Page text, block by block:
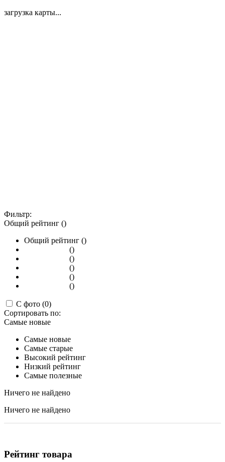
загрузка карты...
Фильтр:
Общий рейтинг ()
Общий рейтинг ()
()
()
()
()
()
С фото (0)
Сортировать по:
Самые новые
Самые новые
Самые старые
Высокий рейтинг
Низкий рейтинг
Самые полезные
Ничего не найдено
Ничего не найдено
Рейтинг товара